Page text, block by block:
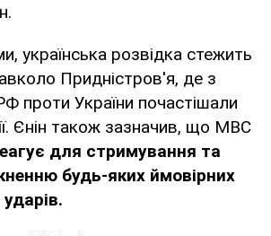
українська розвідка стежить
Придністров'я, де з
проти України почастішали
Єнін також зазначив, що МВС
для стримування та
будь-яких ймовірних